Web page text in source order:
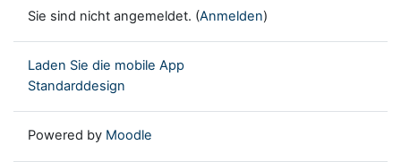
Sie sind nicht angemeldet. (Anmelden)
Laden Sie die mobile App
Standarddesign
Powered by Moodle